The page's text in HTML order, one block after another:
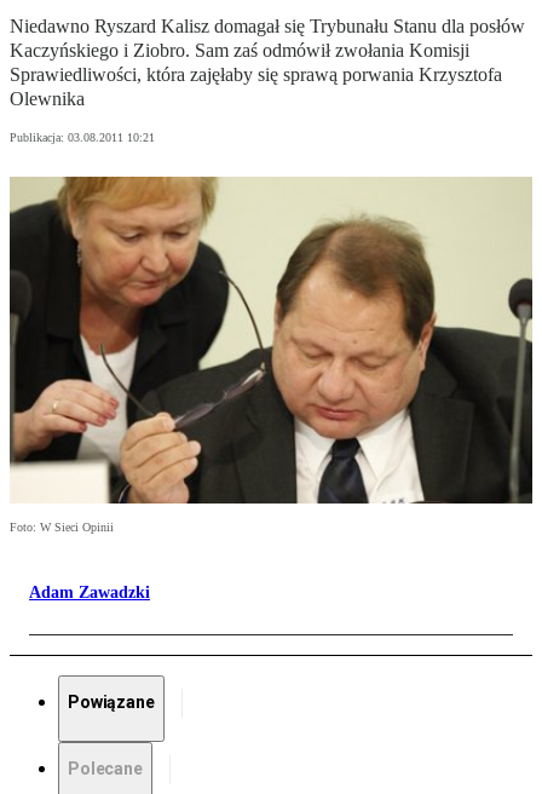
Niedawno Ryszard Kalisz domagał się Trybunału Stanu dla posłów
Kaczyńskiego i Ziobro. Sam zaś odmówił zwołania Komisji
Sprawiedliwości, która zajęłaby się sprawą porwania Krzysztofa
Olewnika
Publikacja: 03.08.2011 10:21
Foto: W Sieci Opinii
Adam Zawadzki
Powiązane
Polecane